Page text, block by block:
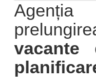
Agenția